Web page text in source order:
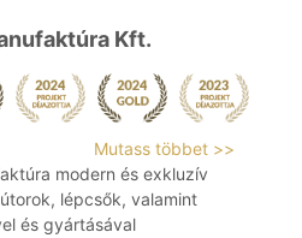
Kft.
Mutass többet >>
modern és exkluzív
lépcsők, valamint
és gyártásával